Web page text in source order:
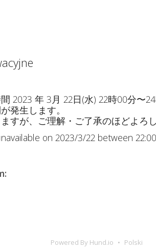
2023 年 3月 22日(水) 22時00分〜
発生します。
すが、ご理解・ご了承のほどよろ
on 2023/3/22 between
:
Powered By Hund.io Polski